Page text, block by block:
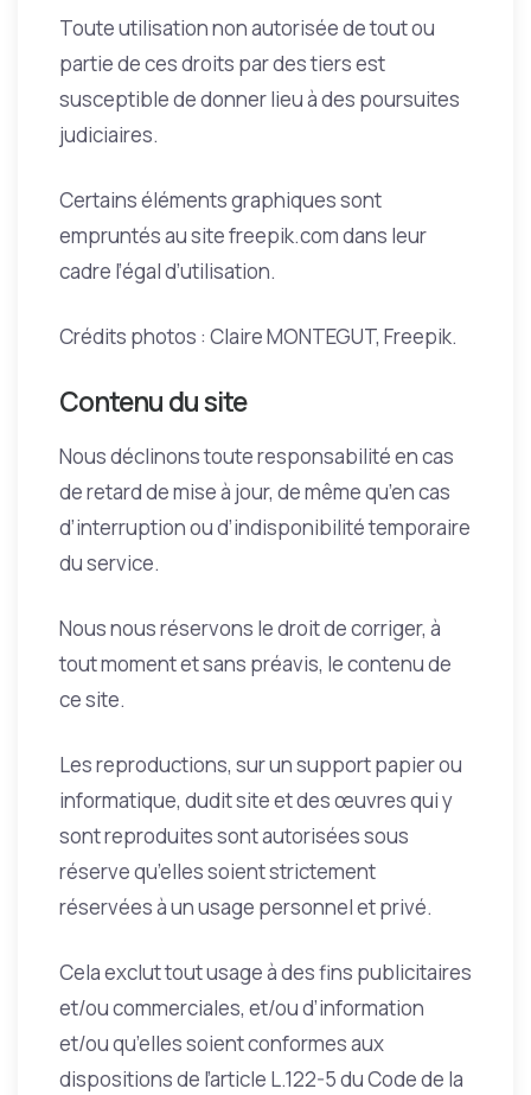
Toute utilisation non autorisée de tout ou
partie de ces droits par des tiers est
susceptible de donner lieu à des poursuites
judiciaires.
Certains éléments graphiques sont
empruntés au site freepik.com dans leur
cadre l’égal d’utilisation.
Crédits photos : Claire MONTEGUT, Freepik.
Contenu du site
Nous déclinons toute responsabilité en cas
de retard de mise à jour, de même qu’en cas
d’interruption ou d’indisponibilité temporaire
du service.
Nous nous réservons le droit de corriger, à
tout moment et sans préavis, le contenu de
ce site.
Les reproductions, sur un support papier ou
informatique, dudit site et des œuvres qui y
sont reproduites sont autorisées sous
réserve qu’elles soient strictement
réservées à un usage personnel et privé.
Cela exclut tout usage à des fins publicitaires
et/ou commerciales, et/ou d’information
et/ou qu’elles soient conformes aux
dispositions de l’article L.122-5 du Code de la